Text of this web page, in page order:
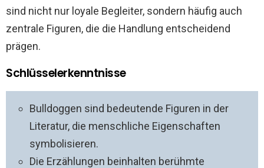
sind nicht nur loyale Begleiter, sondern häufig auch
zentrale Figuren, die die Handlung entscheidend
prägen.
Schlüsselerkenntnisse
Bulldoggen sind bedeutende Figuren in der
Literatur, die menschliche Eigenschaften
symbolisieren.
Die Erzählungen beinhalten berühmte